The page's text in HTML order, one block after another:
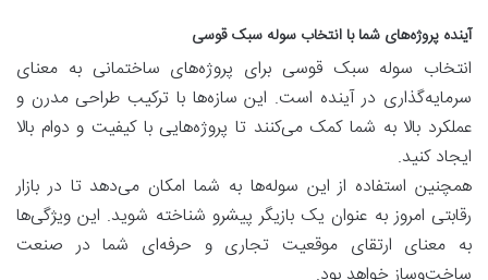
آینده پروژه‌های شما با انتخاب سوله سبک قوسی
انتخاب سوله سبک قوسی برای پروژه‌های ساختمانی به معنای
سرمایه‌گذاری در آینده است. این سازه‌ها با ترکیب طراحی مدرن و
عملکرد بالا به شما کمک می‌کنند تا پروژه‌هایی با کیفیت و دوام بالا
ایجاد کنید.
همچنین استفاده از این سوله‌ها به شما امکان می‌دهد تا در بازار
رقابتی امروز به عنوان یک بازیگر پیشرو شناخته شوید. این ویژگی‌ها
به معنای ارتقای موقعیت تجاری و حرفه‌ای شما در صنعت